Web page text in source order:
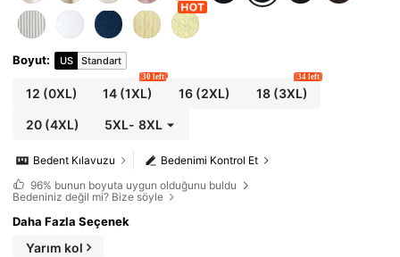
Boyut: US Standart
12 (0XL) 14 (1XL)
30 left
16(2XL) 18(3XL)
34 left
20(4XL) 5XL- 8XL
Bedenimi Kontrol Et
Bedent Kılavuzu
96% bunun boyuta uygun olduğunu buldu
Bedeniniz değil mi? Bize söyle
Daha Fazla Seçenek
Yarım kol